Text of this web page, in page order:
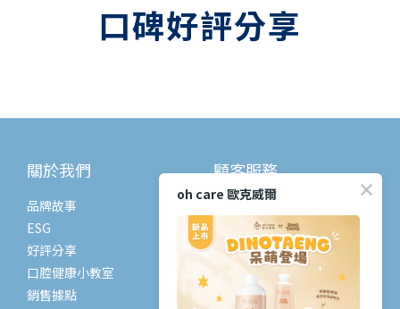
口碑好評分享
關於我們
品牌故事
ESG
好評分享
口腔健康小教室
銷售據點
顧客服務
常見問題
購物流程
退換貨政策
條款與細則
oh care 歐克威爾